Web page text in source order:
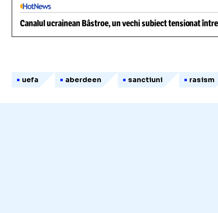
Canalul ucrainean Bâstroe, un vechi subiect tensionat
uefa aberdeen sanctiuni rasism